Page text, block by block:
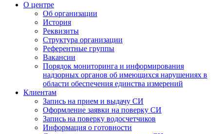
О центре
Об организации
История
Реквизиты
Структура организации
Референтные группы
Вакансии
Порядок мониторинга и информирования
надзорных органов об имеющихся нарушениях в
области обеспечения единства измерений
Клиентам
Запись на прием и выдачу СИ
Оформление заявки на поверку СИ
Запись на поверку водосчетчиков
Информация о готовности